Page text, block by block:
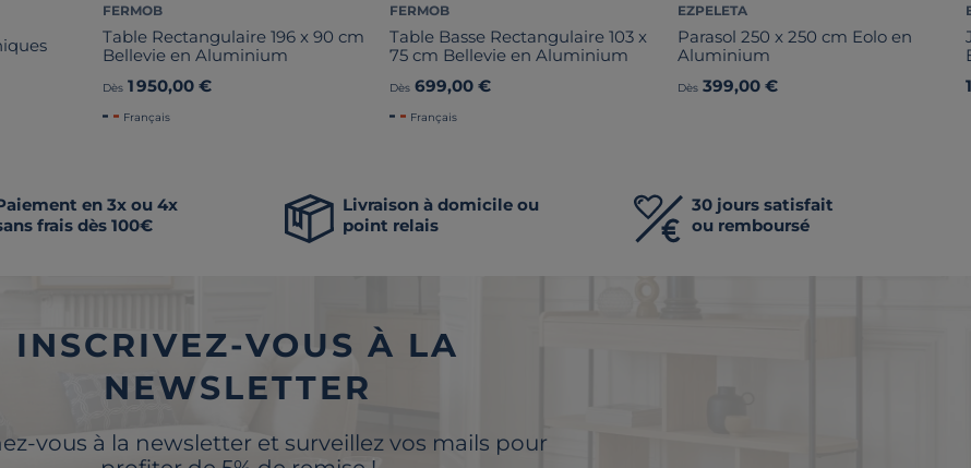
FERMOB
Table Rectangulaire 196 x 90 cm
Bellevie en Aluminium
Dès 1 950,00 €
Français
FERMOB
Table Basse Rectangulaire 103 x
75 cm Bellevie en Aluminium
Dès 699,00 €
Français
EZPELETA
Parasol 250 x 250 cm Eolo en
Aluminium
Dès 399,00 €
en 3x ou 4x
frais dès 100€
Livraison à domicile ou
point relais
30 jours satisfait
ou remboursé
INSCRIVEZ-VOUS À LA
NEWSLETTER
vous à la newsletter et surveillez vos mails pour